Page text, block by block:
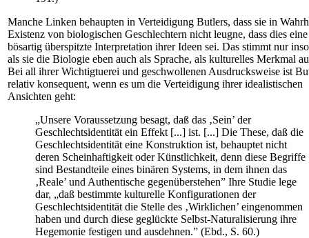
Manche Linken behaupten in Verteidigung Butlers, dass sie in
Existenz von biologischen Geschlechtern nicht leugne, dass dies eine
bösartig überspitzte Interpretation ihrer Ideen sei. Das stimmt nur
als sie die Biologie eben auch als Sprache, als kulturelles Merkmal
Bei all ihrer Wichtigtuerei und geschwollenen Ausdrucksweise ist
relativ konsequent, wenn es um die Verteidigung ihrer idealistischen
Ansichten geht:
„Unsere Voraussetzung besagt, daß das ‚Sein’ der
Geschlechtsidentität ein Effekt [...] ist. [...] Die These, daß die
Geschlechtsidentität eine Konstruktion ist, behauptet nicht
deren Scheinhaftigkeit oder Künstlichkeit, denn diese Begriffe
sind Bestandteile eines binären Systems, in dem ihnen das
‚Reale’ und Authentische gegenüberstehen” Ihre Studie lege
dar, „daß bestimmte kulturelle Konfigurationen der
Geschlechtsidentität die Stelle des ‚Wirklichen’ eingenommen
haben und durch diese geglückte Selbst-Naturalisierung ihre
Hegemonie festigen und ausdehnen.” (Ebd., S. 60.)